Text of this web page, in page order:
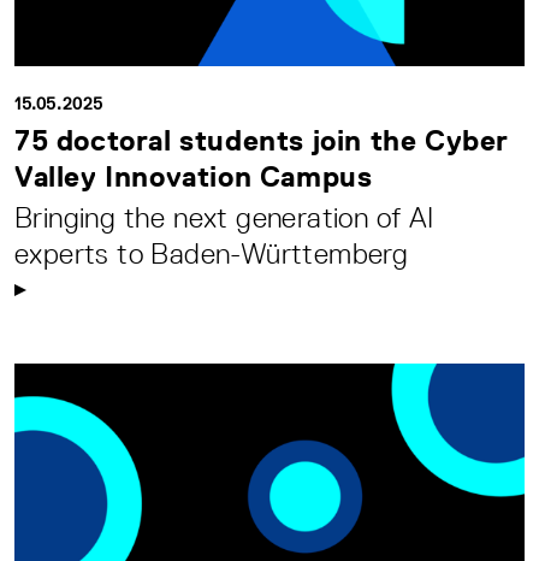
15.05.2025
75 doctoral students join the Cyber
Valley Innovation Campus
Bringing the next generation of AI
experts to Baden-Württemberg